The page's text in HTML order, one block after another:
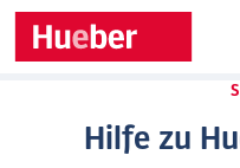
Hilfe zu